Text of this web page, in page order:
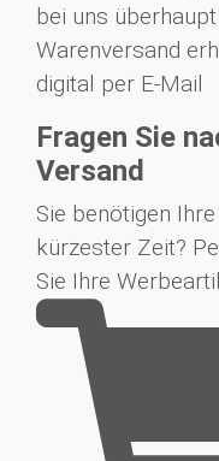
bei uns
Warenversand
digital per E-Mail
Fragen Sie
Versand
Sie benötigen
kürzester Zeit?
Sie Ihre